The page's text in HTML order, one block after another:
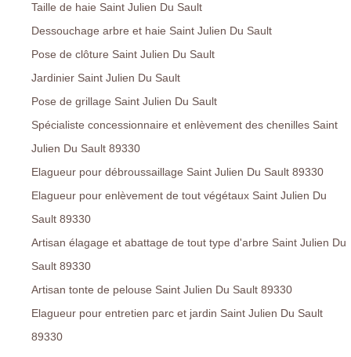
Taille de haie Saint Julien Du Sault
Dessouchage arbre et haie Saint Julien Du Sault
Pose de clôture Saint Julien Du Sault
Jardinier Saint Julien Du Sault
Pose de grillage Saint Julien Du Sault
Spécialiste concessionnaire et enlèvement des chenilles Saint
Julien Du Sault 89330
Elagueur pour débroussaillage Saint Julien Du Sault 89330
Elagueur pour enlèvement de tout végétaux Saint Julien Du
Sault 89330
Artisan élagage et abattage de tout type d'arbre Saint Julien Du
Sault 89330
Artisan tonte de pelouse Saint Julien Du Sault 89330
Elagueur pour entretien parc et jardin Saint Julien Du Sault
89330